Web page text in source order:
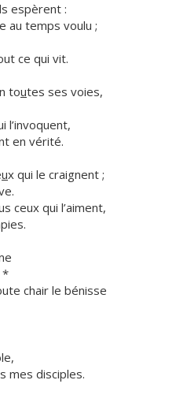
espèrent :
au temps voulu ;
ce qui vit.
toutes ses voies,
l’invoquent,
en vérité.
ux qui le craignent ;
ceux qui l’aiment,
*
chair le bénisse
mes disciples.